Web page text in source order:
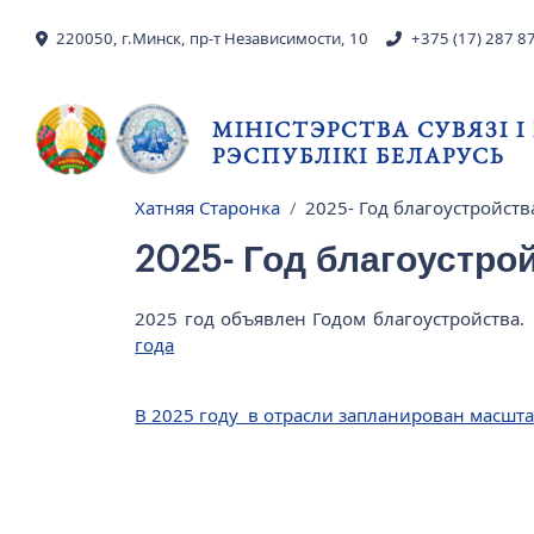
220050, г.Минск, пр-т Независимости, 10 +375 (17) 287
МІНІСТЭРСТВА СУВЯЗІ
РЭСПУБЛІКІ БЕЛАРУСЬ
Breadcrumb
Хатняя Старонка 2025- Год
2025- Год
2025 год объявлен Годом
года
В 2025 году в отрасли запланирован